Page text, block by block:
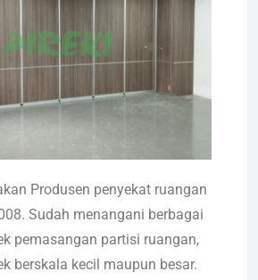
Produsen penyekat ruangan
Sudah menangani berbagai
pemasangan partisi ruangan,
berskala kecil maupun besar.